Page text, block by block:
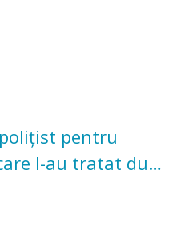
pentru
l-au tratat după